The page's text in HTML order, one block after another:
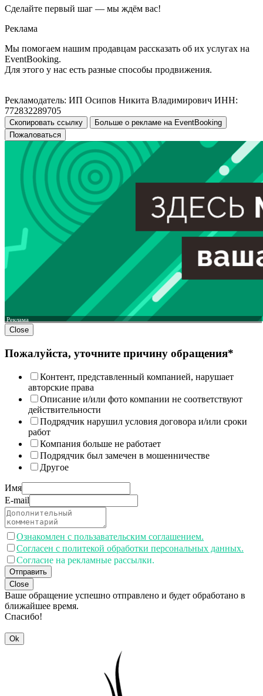
Сделайте первый шаг — мы ждём вас!
Реклама
Мы помогаем нашим продавцам рассказать об их услугах на
EventBooking.
Для этого у нас есть разные способы продвижения.
Рекламодатель: ИП Осипов Никита Владимирович ИНН:
772832289705
Скопировать ссылку
Больше о рекламе на EventBooking
Пожаловаться
Реклама
Close
Пожалуйста, уточните причину обращения*
Контент, представленный компанией, нарушает
авторские права
Описание и/или фото компании не соответствуют
действительности
Подрядчик нарушил условия договора и/или сроки
работ
Компания больше не работает
Подрядчик был замечен в мошенничестве
Другое
Имя
E-mail
Ознакомлен с пользавательским соглашением.
Согласен с политекой обработки персональных данных.
Согласие на рекламные рассылки.
Отправить
Close
Ваше обращение успешно отправлено и будет обработано в
ближайшее время.
Спасибо!
Ok